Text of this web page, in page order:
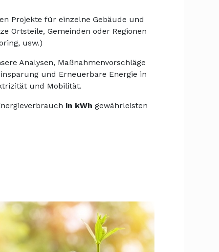
Projekte für einzelne Gebäude und
Ortsteile, Gemeinden oder Regionen
usw.)
Analysen, Maßnahmenvorschläge
und Erneuerbare Energie in
und Mobilität.
in kWh gewährleisten